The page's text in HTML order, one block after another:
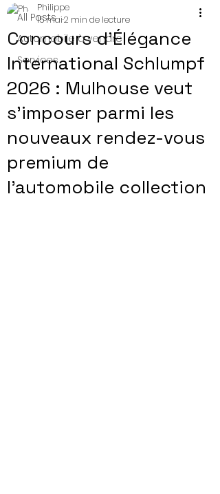
All Posts
Automobile à vendre
Services
Concours d’Élégance
International Schlumpf
2026 : Mulhouse veut
s’imposer parmi les
nouveaux rendez-vous
premium de
l’automobile collection
Philippe
15 mai2 min de lecture